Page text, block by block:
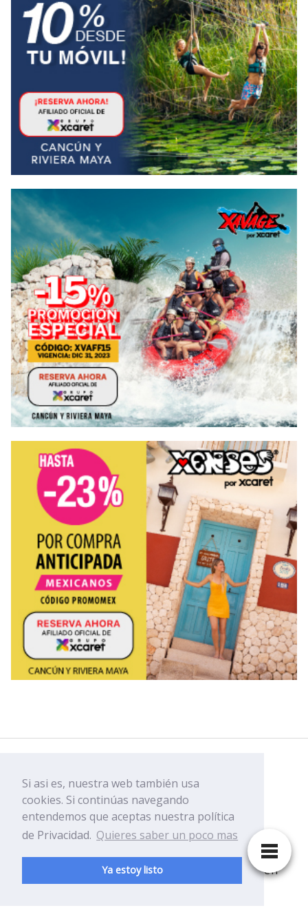
Youtube
Disfruta y ven a conocer Playa del Carmen
Si asi es, nuestra web también usa
cookies. Si continúas navegando
entendemos que aceptas nuestra política
de Privacidad. Quieres saber un poco mas
Ya estoy listo